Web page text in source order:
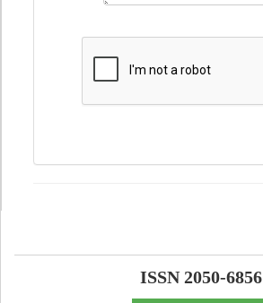
ISSN 2050-6856